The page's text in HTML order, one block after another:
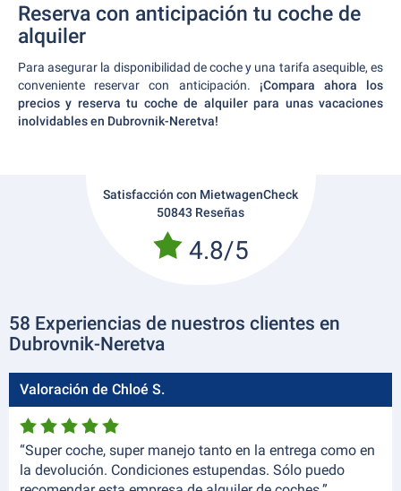
Reserva con anticipación tu coche de
alquiler
Para asegurar la disponibilidad de coche y una tarifa asequible, es
conveniente reservar con anticipación. ¡Compara ahora los
precios y reserva tu coche de alquiler para unas vacaciones
inolvidables en Dubrovnik-Neretva!
Satisfacción con MietwagenCheck
50843 Reseñas
4.8/5
58 Experiencias de nuestros clientes en
Dubrovnik-Neretva
Valoración de Chloé S.
“Super coche, super manejo tanto en la entrega como en
la devolución. Condiciones estupendas. Sólo puedo